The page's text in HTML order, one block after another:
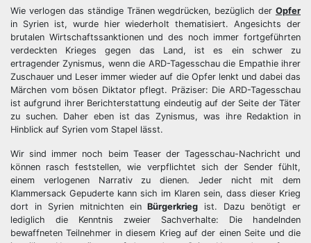
Wie verlogen das ständige Tränen wegdrücken, bezüglich der Opfer
in Syrien ist, wurde hier wiederholt thematisiert. Angesichts der
brutalen Wirtschaftssanktionen und des noch immer fortgeführten
verdeckten Krieges gegen das Land, ist es ein schwer zu
ertragender Zynismus, wenn die ARD-Tagesschau die Empathie ihrer
Zuschauer und Leser immer wieder auf die Opfer lenkt und dabei das
Märchen vom bösen Diktator pflegt. Präziser: Die ARD-Tagesschau
ist aufgrund ihrer Berichterstattung eindeutig auf der Seite der Täter
zu suchen. Daher eben ist das Zynismus, was ihre Redaktion in
Hinblick auf Syrien vom Stapel lässt.
Wir sind immer noch beim Teaser der Tagesschau-Nachricht und
können rasch feststellen, wie verpflichtet sich der Sender fühlt,
einem verlogenen Narrativ zu dienen. Jeder nicht mit dem
Klammersack Gepuderte kann sich im Klaren sein, dass dieser Krieg
dort in Syrien mitnichten einBürgerkrieg ist. Dazu benötigt er
lediglich die Kenntnis zweier Sachverhalte: Die handelnden
bewaffneten Teilnehmer in diesem Krieg auf der einen Seite und die